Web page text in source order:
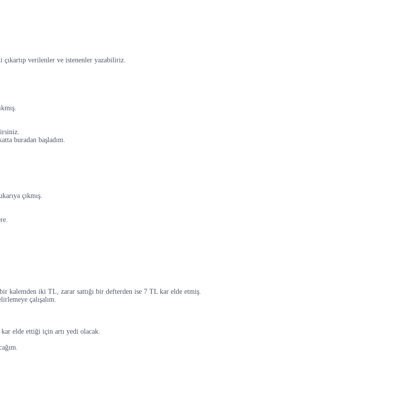
verilenler ve istenenler yazabiliriz.
buradan başladım.
çıkmış.
kalemden iki TL, zarar sattığı bir defterden ise 7 TL kar elde etmiş.
çalışalım.
elde ettiği için artı yedi olacak.